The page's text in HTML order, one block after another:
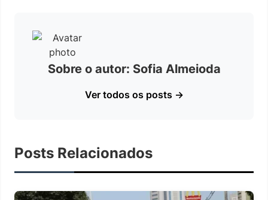
Sobre o autor: Sofia Almeioda
Ver todos os posts →
Posts Relacionados